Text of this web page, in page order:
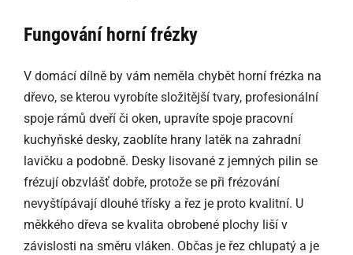
Fungování horní frézky
V domácí dílně by vám neměla chybět horní frézka na
dřevo, se kterou vyrobíte složitější tvary, profesionální
spoje rámů dveří či oken, upravíte spoje pracovní
kuchyňské desky, zaoblíte hrany latěk na zahradní
lavičku a podobně. Desky lisované z jemných pilin se
frézují obzvlášť dobře, protože se při frézování
nevyštípávají dlouhé třísky a řez je proto kvalitní. U
měkkého dřeva se kvalita obrobené plochy liší v
závislosti na směru vláken. Občas je řez chlupatý a je